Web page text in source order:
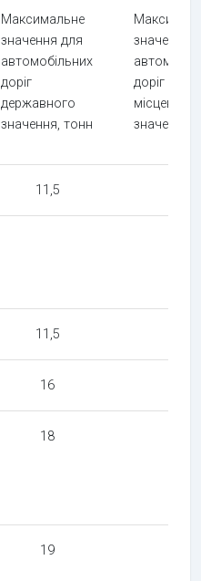
Максимальне
значення для
автомобільних
доріг
державного
значення, тонн
значення
доріг
місцевого
значення,
11,5
11,5
16
18
19